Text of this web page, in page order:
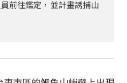
前往鑑定，並計畫誘捕山